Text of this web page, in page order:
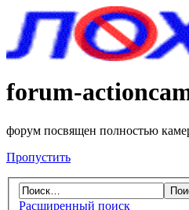
forum-
форум посвящен полностью
Пропустить
Расширенный поиск